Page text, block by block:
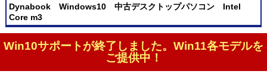
Dynabook Windows10 中古デスクトップパソコン Intel
Core m3
Win10サポートが終了しました。Win11各モデルを
ご提供中！